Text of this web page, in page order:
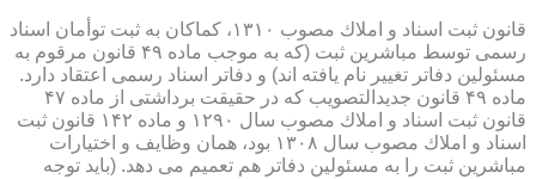
قانون ثبت اسناد و املاك مصوب ۱۳۱۰، كماكان به ثبت توأمان اسناد
رسمی توسط مباشرین ثبت (كه به موجب ماده ۴۹ قانون مرقوم به
مسئولین دفاتر تغییر نام یافته اند) و دفاتر اسناد رسمی اعتقاد دارد.
ماده ۴۹ قانون جدیدالتصویب كه در حقیقت برداشتی از ماده ۴۷
قانون ثبت اسناد و املاك مصوب سال ۱۲۹۰ و ماده ۱۴۲ قانون ثبت
اسناد و املاك مصوب سال ۱۳۰۸ بود، همان وظایف و اختیارات
مباشرین ثبت را به مسئولین دفاتر هم تعمیم می دهد. (باید توجه